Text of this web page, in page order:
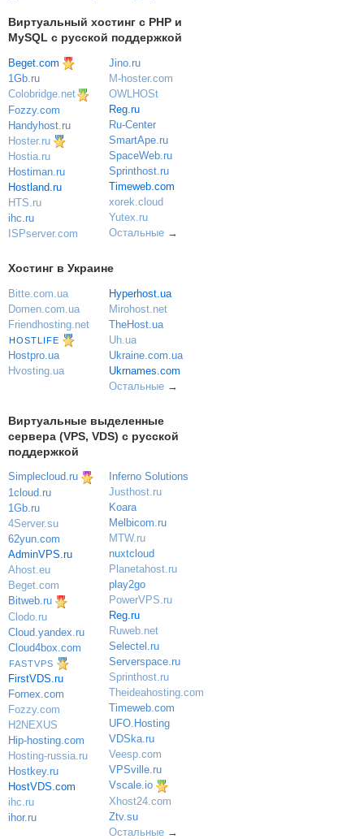
Виртуальный хостинг c PHP и
MySQL с русской поддержкой
Beget.com
1Gb.ru
Colobridge.net
Fozzy.com
Handyhost.ru
Hoster.ru
Hostia.ru
Hostiman.ru
Hostland.ru
HTS.ru
ihc.ru
ISPserver.com
Jino.ru
M-hoster.com
OWLHOSt
Reg.ru
Ru-Center
SmartApe.ru
SpaceWeb.ru
Sprinthost.ru
Timeweb.com
xorek.cloud
Yutex.ru
Остальные→
Хостинг в Украине
Bitte.com.ua
Domen.com.ua
Friendhosting.net
HOSTLIFE
Hostpro.ua
Hvosting.ua
Hyperhost.ua
Mirohost.net
TheHost.ua
Uh.ua
Ukraine.com.ua
Ukrnames.com
Остальные→
Виртуальные выделенные
сервера (VPS, VDS) с русской
поддержкой
Simplecloud.ru
1cloud.ru
1Gb.ru
4Server.su
62yun.com
AdminVPS.ru
Ahost.eu
Beget.com
Bitweb.ru
Clodo.ru
Cloud.yandex.ru
Cloud4box.com
FASTVPS
FirstVDS.ru
Fornex.com
Fozzy.com
H2NEXUS
Hip-hosting.com
Hosting-russia.ru
Hostkey.ru
HostVDS.com
ihc.ru
ihor.ru
Inferno Solutions
Justhost.ru
Koara
Melbicom.ru
MTW.ru
nuxtcloud
Planetahost.ru
play2go
PowerVPS.ru
Reg.ru
Ruweb.net
Selectel.ru
Serverspace.ru
Sprinthost.ru
Theideahosting.com
Timeweb.com
UFO.Hosting
VDSka.ru
Veesp.com
VPSville.ru
Vscale.io
Xhost24.com
Ztv.su
Остальные→